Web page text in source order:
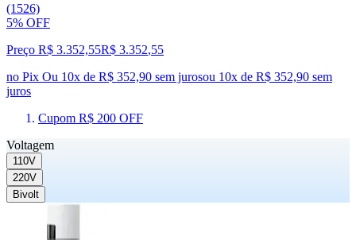
(1526)
5% OFF
Preço R$ 3.352,55R$ 3.352,55
no Pix Ou 10x de R$ 352,90 sem jurosou 10x de R$ 352,90 sem
juros
Cupom R$ 200 OFF
Voltagem
110V
220V
Bivolt